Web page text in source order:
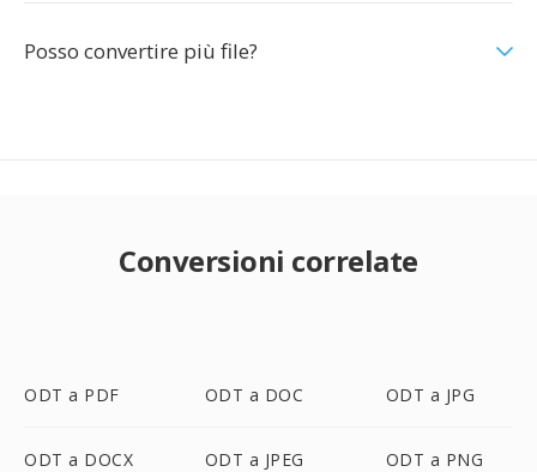
Posso convertire più file?
Conversioni correlate
ODT a PDF ODT a DOC ODT a JPG
ODT a DOCX ODT a JPEG ODT a PNG